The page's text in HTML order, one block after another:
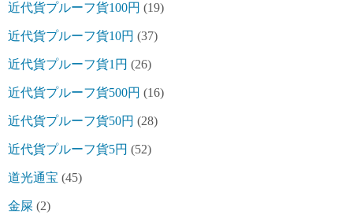
近代貨プルーフ貨100円 (19)
近代貨プルーフ貨10円 (37)
近代貨プルーフ貨1円 (26)
近代貨プルーフ貨500円 (16)
近代貨プルーフ貨50円 (28)
近代貨プルーフ貨5円 (52)
道光通宝 (45)
金屎 (2)